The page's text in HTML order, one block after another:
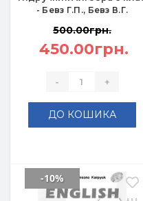
- Бевз Г.П., Бевз В.Г.
500.00грн.
450.00грн.
- +
ДО КОШИКА
-10%